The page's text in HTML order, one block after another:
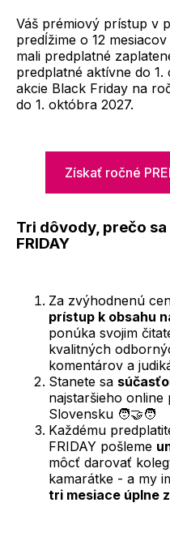
Váš prémiový prístup v
predĺžime o 12
mali predplatné
predplatné aktívne do
akcie Black Friday na
do 1. októbra 2027.
Získať ročné
Tri dôvody, prečo sa
FRIDAY
Za zvýhodnenú
prístup k obsahu
ponúka svojim
kvalitných
komentárov a
Stanete sa
najstaršieho
Slovensku 🧑‍🤝‍🧑
Každému
FRIDAY pošleme
môcť darovať
kamarátke - a my
tri mesiace úplne